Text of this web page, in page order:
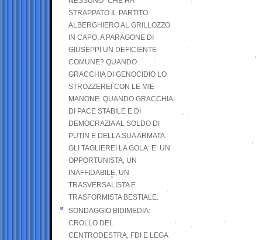
STRAPPATO IL PARTITO
ALBERGHIERO AL GRILLOZZO
IN CAPO, A PARAGONE DI
GIUSEPPI UN DEFICIENTE
COMUNE? QUANDO
GRACCHIA DI GENOCIDIO LO
STROZZEREI CON LE MIE
MANONE. QUANDO GRACCHIA
DI PACE STABILE E DI
DEMOCRAZIA AL SOLDO DI
PUTIN E DELLA SUA ARMATA
GLI TAGLIEREI LA GOLA: E’ UN
OPPORTUNISTA, UN
INAFFIDABILE, UN
TRASVERSALISTA E
TRASFORMISTA BESTIALE.
SONDAGGIO BIDIMEDIA:
CROLLO DEL
CENTRODESTRA, FDI E LEGA